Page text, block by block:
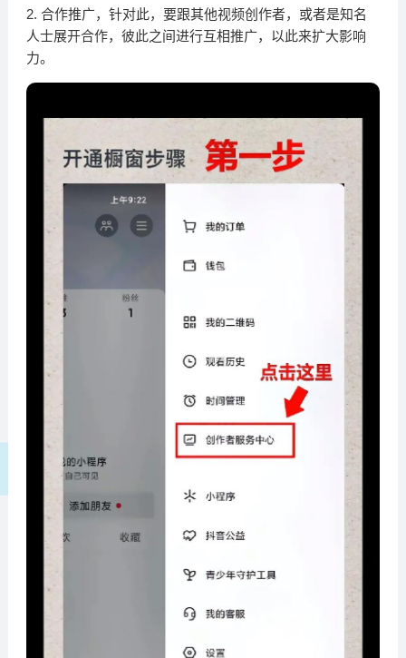
2. 合作推广，针对此，要跟其他视频创作者，或者是知名
人士展开合作，彼此之间进行互相推广，以此来扩大影响
力。